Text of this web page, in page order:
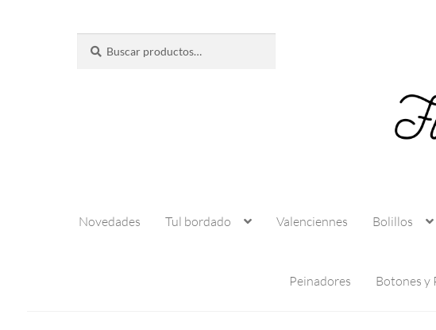
por:
Novedades Tul bordado Valenciennes Bolillos
Peinadores Botones y